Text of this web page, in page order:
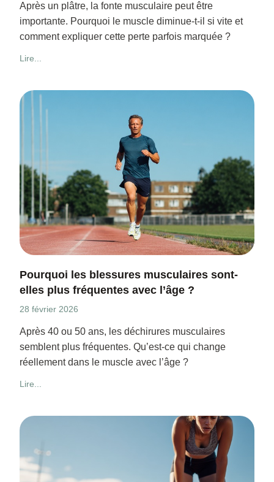
Après un plâtre, la fonte musculaire peut être
importante. Pourquoi le muscle diminue-t-il si vite et
comment expliquer cette perte parfois marquée ?
Lire...
Pourquoi les blessures musculaires sont-
elles plus fréquentes avec l’âge ?
28 février 2026
Après 40 ou 50 ans, les déchirures musculaires
semblent plus fréquentes. Qu’est-ce qui change
réellement dans le muscle avec l’âge ?
Lire...